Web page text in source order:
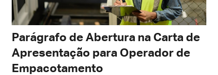
Parágrafo de Abertura na Carta de
Apresentação para Operador de
Empacotamento